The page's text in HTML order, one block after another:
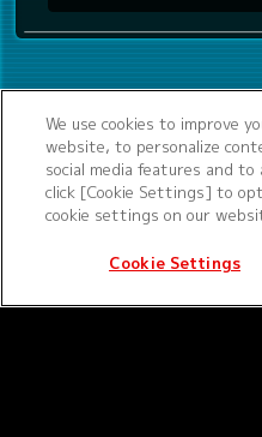
We use cookies to improve
website, to personalize
social media features and to
click [Cookie Settings] to
cookie settings on our
Cookie Settings